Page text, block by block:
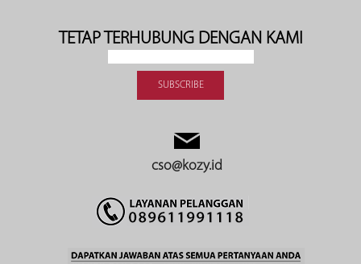
TETAP TERHUBUNG DENGAN KAMI
cso@kozy.id